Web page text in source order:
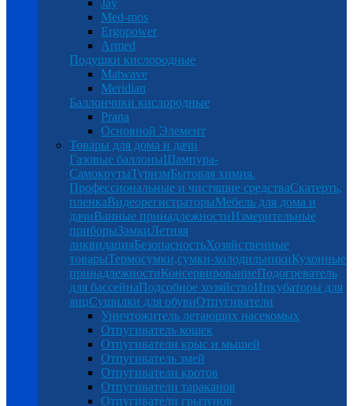
Jay
Med-mos
Ergopower
Armed
Подушки кислородные
Matwave
Meridian
Баллончики кислородные
Prana
Основной Элемент
Товары для дома и дачи
Газовые баллоныШампура-
СамокрутыТуризмБытовая химия.
Профессиональные и чистящие средстваСкатерть,
пленкаВидеорегистраторыМебель для дома и
дачиВанные принадлежностиИзмерительные
приборыЗамкиЛетняя
ликвидацияБезопасностьХозяйственные
товарыТермосумки,сумки-холодильникиКухонные
принадлежностиКонсервированиеПодогреватель
для бассейнаПодсобное хозяйствоИнкубаторы для
яицСушилки для обувиОтпугиватели
Уничтожитель летающих насекомых
Отпугиватель кошек
Отпугиватели крыс и мышей
Отпугиватель змей
Отпугиватели кротов
Отпугиватели тараканов
Отпугиватели грызунов